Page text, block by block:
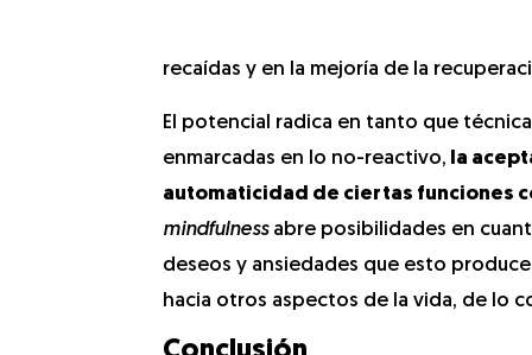
recaídas y en la mejoría de la
El potencial radica en tanto que
enmarcadas en lo no-reactivo, la
automaticidad de ciertas funciones
mindfulnessabre posibilidades en
deseos y ansiedades que esto
hacia otros aspectos de la vida, de lo